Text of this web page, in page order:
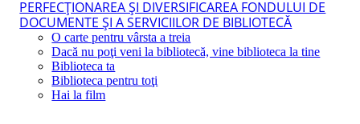
PERFECŢIONAREA ŞI DIVERSIFICAREA FONDULUI DE
DOCUMENTE ŞI A SERVICIILOR DE BIBLIOTECĂ
O carte pentru vârsta a treia
Dacă nu poţi veni la bibliotecă, vine biblioteca la tine
Biblioteca ta
Biblioteca pentru toţi
Hai la film